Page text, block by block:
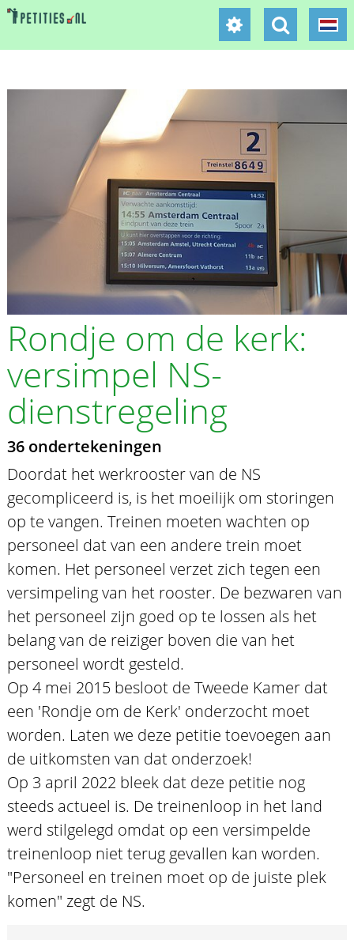
Rondje om de kerk:
versimpel NS-
dienstregeling
36 ondertekeningen
Doordat het werkrooster van de NS
gecompliceerd is, is het moeilijk om storingen
op te vangen. Treinen moeten wachten op
personeel dat van een andere trein moet
komen. Het personeel verzet zich tegen een
versimpeling van het rooster. De bezwaren van
het personeel zijn goed op te lossen als het
belang van de reiziger boven die van het
personeel wordt gesteld.
Op 4 mei 2015 besloot de Tweede Kamer dat
een 'Rondje om de Kerk' onderzocht moet
worden. Laten we deze petitie toevoegen aan
de uitkomsten van dat onderzoek!
Op 3 april 2022 bleek dat deze petitie nog
steeds actueel is. De treinenloop in het land
werd stilgelegd omdat op een versimpelde
treinenloop niet terug gevallen kan worden.
"Personeel en treinen moet op de juiste plek
komen" zegt de NS.